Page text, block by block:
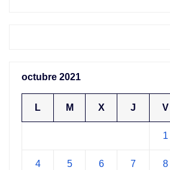
octubre 2021
L M X J V
1
4 5 6 7 8